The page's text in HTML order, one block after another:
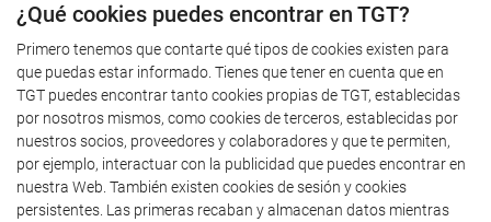
¿Qué cookies puedes encontrar en TGT?
Primero tenemos que contarte qué tipos de cookies existen para
que puedas estar informado. Tienes que tener en cuenta que en
TGT puedes encontrar tanto cookies propias de TGT, establecidas
por nosotros mismos, como cookies de terceros, establecidas por
nuestros socios, proveedores y colaboradores y que te permiten,
por ejemplo, interactuar con la publicidad que puedes encontrar en
nuestra Web. También existen cookies de sesión y cookies
persistentes. Las primeras recaban y almacenan datos mientras